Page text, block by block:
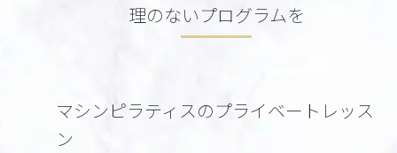
理のないプログラムを
マシンピラティスのプライベートレッス
ン